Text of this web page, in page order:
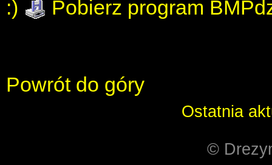
:)
Pobierz program
Powrót do góry
Ostatnia
©